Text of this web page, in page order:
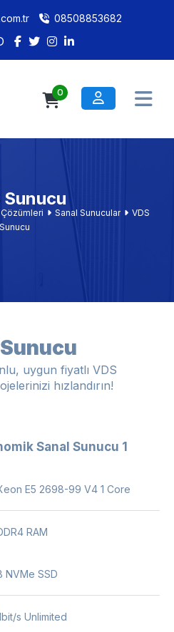
08508853682
0
Sunucu
Sanal Sunucular
VDS
Sunucu
uygun fiyatlı VDS
hızlandırın!
RAM DISK TRAFIK
Sanal Sunucu 1
E5 2698-99 V4 1 Core
RAM
NVMe SSD
s Unlimited